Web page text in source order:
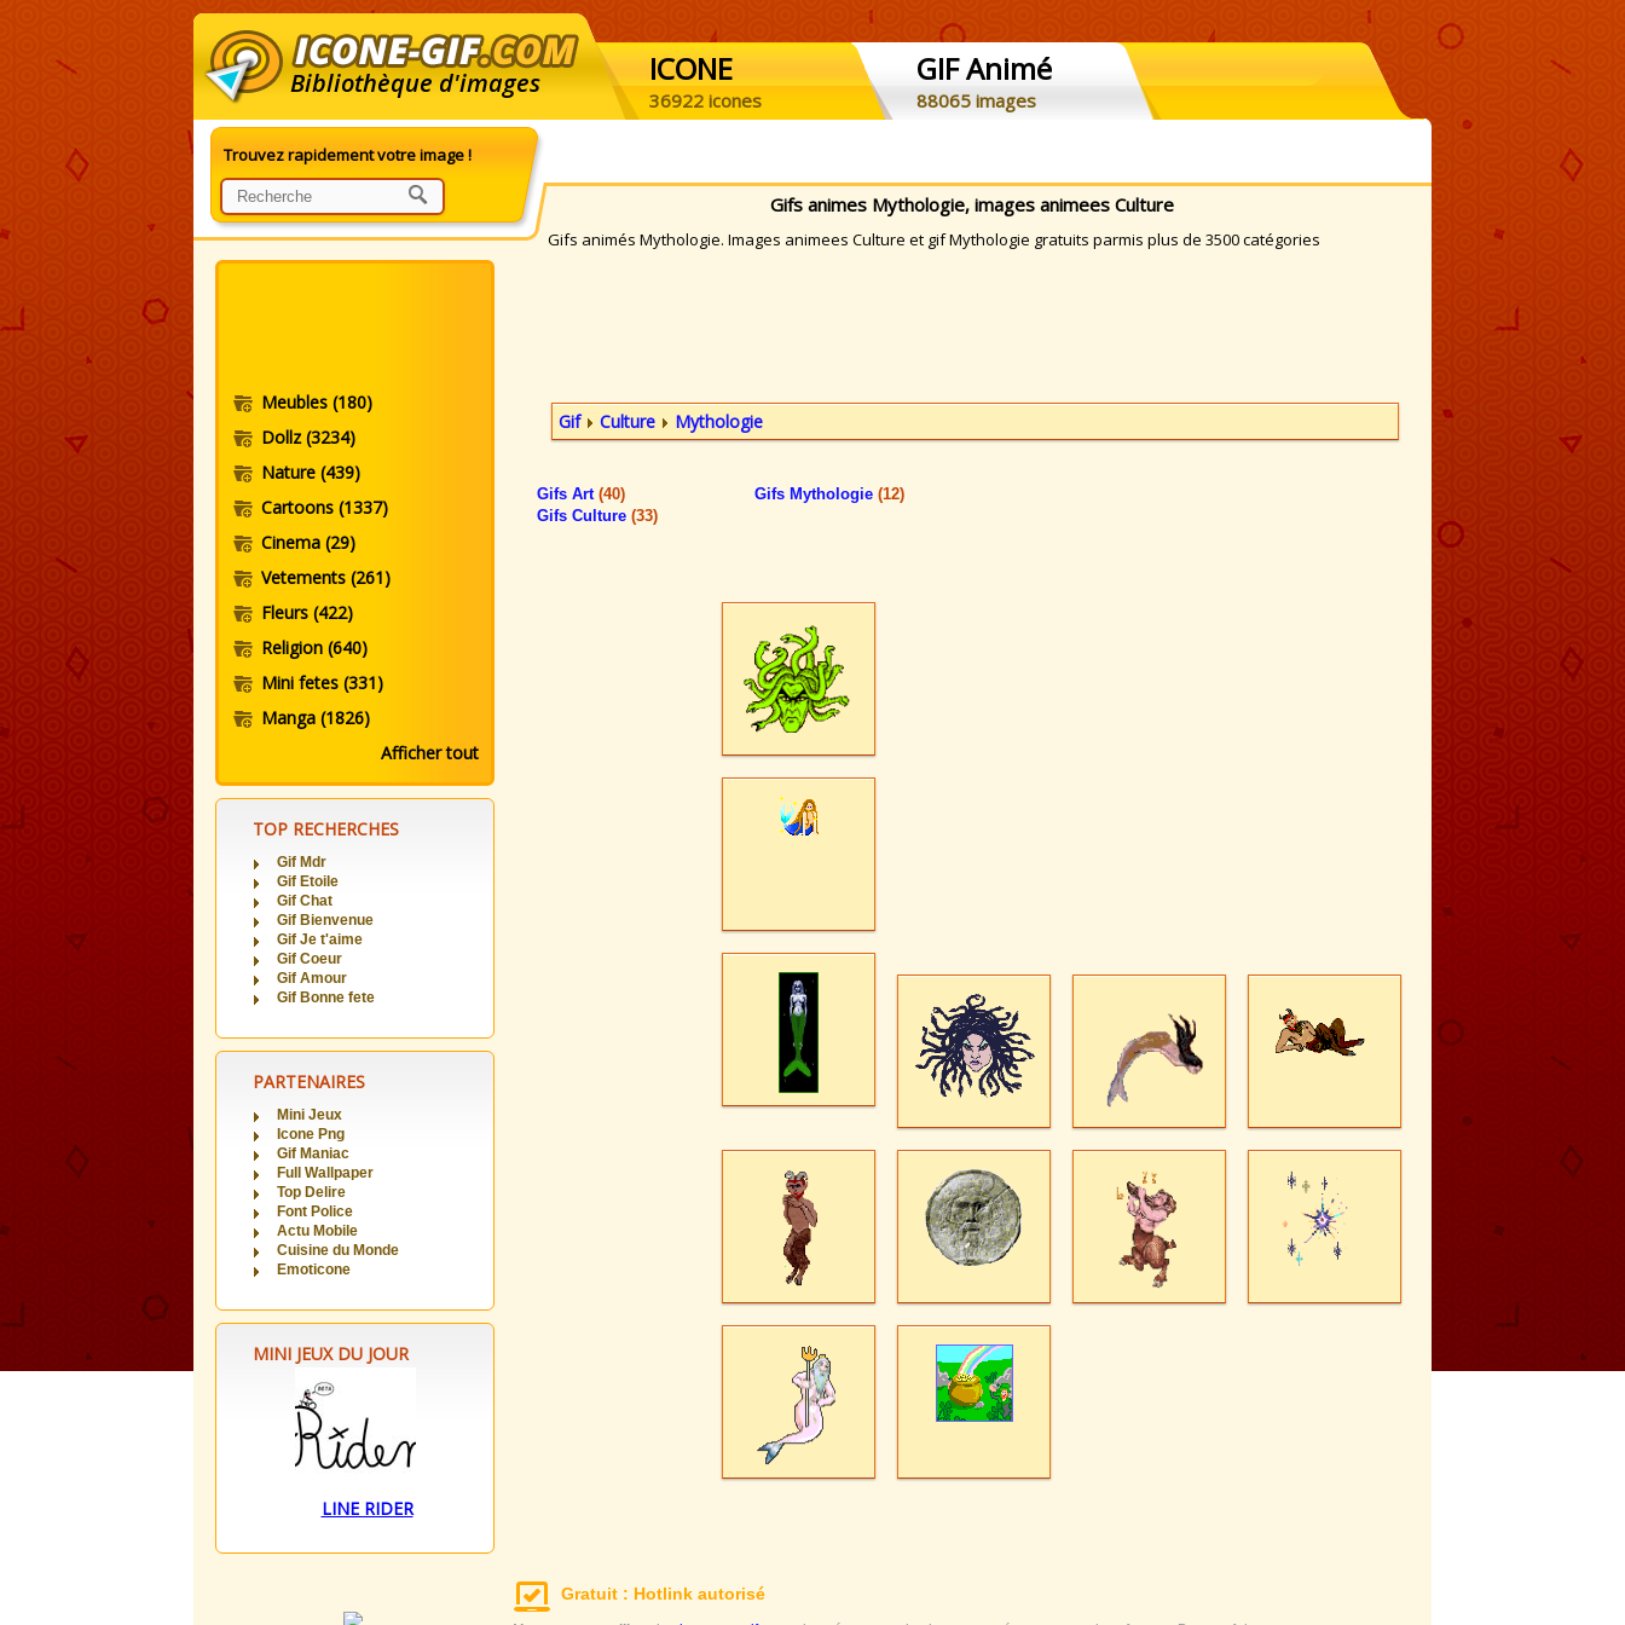
Bibliothèque d'images ICONE
36922 icones
GIF Animé
88065 images
Trouvez rapidement votre image !
Meubles (180)
Dollz(3234)
Nature (439)
Cartoons (1337)
Cinema (29)
Vetements (261)
Fleurs (422)
Religion (640)
Mini fetes (331)
Manga (1826)
Afficher tout
TOP RECHERCHES
Gif Mdr
Gif Etoile
Gif Chat
Gif Bienvenue
Gif Je t'aime
Gif Coeur
Gif Amour
Gif Bonne fete
PARTENAIRES
Mini Jeux
Icone Png
Gif Maniac
Full Wallpaper
Top Delire
Font Police
Actu Mobile
Cuisine du Monde
Emoticone
MINI JEUX DU JOUR
LINE RIDER
Gifs animes Mythologie, images animees Culture
Gifs animés Mythologie. Images animees Culture et gif Mythologie gratuits parmis plus de 3500 catégories
Gif Culture Mythologie
Gifs Art (40)
Gifs Culture (33)
Gifs Mythologie (12)
Gratuit : Hotlink autorisé